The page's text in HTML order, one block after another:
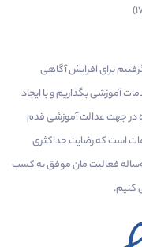
که تصمیم گرفتیم برای افزایش آگاهی
آموزشی بگذاریم و با ایجاد
در جهت عدالت آموزشی قدم
است که رضایت حداکثری
فعالیت مان موفق به کسب
کنیم.